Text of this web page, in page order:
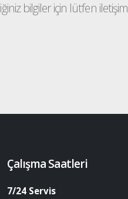
bilgiler için lütfen iletişim
Çalışma Saatleri
7/24 Servis